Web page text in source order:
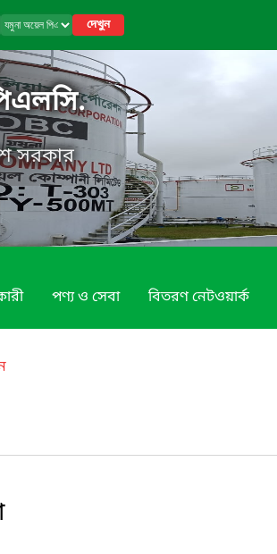
দেখুন
সরকার
পণ্য ও সেবা বিতরণ নেটওয়ার্ক